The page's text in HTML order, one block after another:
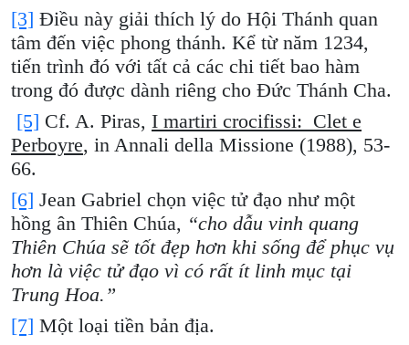
[3] Điều này giải thích lý do Hội Thánh quan
tâm đến việc phong thánh. Kể từ năm 1234,
tiến trình đó với tất cả các chi tiết bao hàm
trong đó được dành riêng cho Đức Thánh Cha.
[5] Cf. A. Piras, I martiri crocifissi: Clet e
Perboyre, in Annali della Missione (1988), 53-
66.
[6] Jean Gabriel chọn việc tử đạo như một
hồng ân Thiên Chúa, “cho dẫu vinh quang
Thiên Chúa sẽ tốt đẹp hơn khi sống để phục vụ
hơn là việc tử đạo vì có rất ít linh mục tại
Trung Hoa.”
[7] Một loại tiền bản địa.